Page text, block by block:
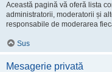
Această pagină vă oferă lista
administratorii, moderatorii și
responsabile de moderarea
Sus
Mesagerie privată